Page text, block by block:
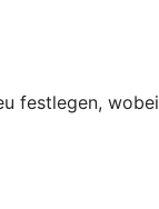
festlegen, wobei